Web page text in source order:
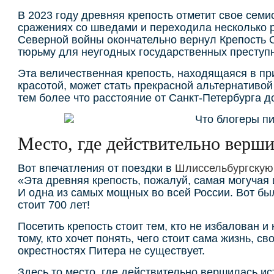
В 2023 году древняя крепость отметит свое
сражениях со шведами и переходила несколько
Северной войны окончательно вернул
тюрьму для неугодных государственных
Эта величественная крепость, находящаяся в
красотой, может стать прекрасной
тем более что расстояние от Санкт-Петербурга
Место, где действительно
Вот впечатления от поездки в
«Эта древняя крепость, пожалуй, самая могучая
И одна из самых мощных во всей России. Вот
стоит 700 лет!
Посетить крепость стоит тем, кто не избалован
тому, кто хочет понять, чего стоит сама жизнь,
окрестностях Питера не существует.